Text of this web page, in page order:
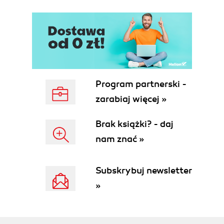
Exerting More Control over Markup
Validating CSS
Tools to Help You Work with CSS
Building the Navigation Menu
The CSS Box Model
Adding Navigation Hints for Users
Summary
Exercises
What Is Programming?
About Python
Input, Processing, and Output
Conditional Steps: A Number-Guessing Web
Program partnerski -
zarabiaj więcej »
Brak książki? - daj
nam znać »
Subskrybuj newsletter
»